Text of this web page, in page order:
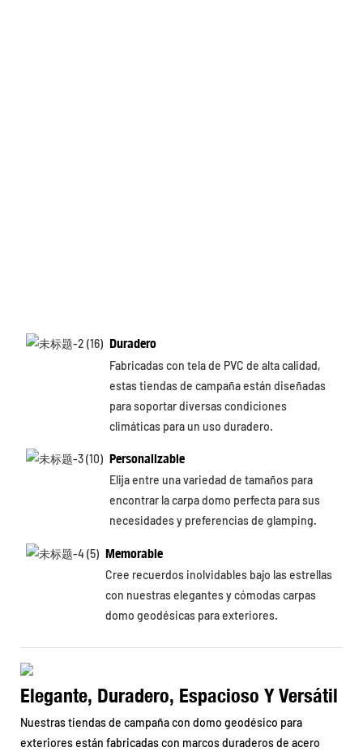
Duradero
Fabricadas con tela de PVC de alta calidad,
estas tiendas de campaña están diseñadas
para soportar diversas condiciones
climáticas para un uso duradero.
Personalizable
Elija entre una variedad de tamaños para
encontrar la carpa domo perfecta para sus
necesidades y preferencias de glamping.
Memorable
Cree recuerdos inolvidables bajo las estrellas
con nuestras elegantes y cómodas carpas
domo geodésicas para exteriores.
Elegante, Duradero, Espacioso Y Versátil
Nuestras tiendas de campaña con domo geodésico para
exteriores están fabricadas con marcos duraderos de acero